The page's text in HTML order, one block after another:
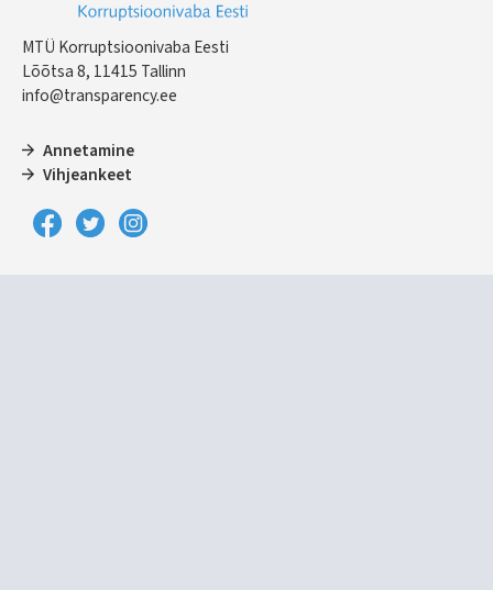
MTÜ Korruptsioonivaba Eesti
Lõõtsa 8, 11415 Tallinn
info@transparency.ee
Annetamine
Vihjeankeet